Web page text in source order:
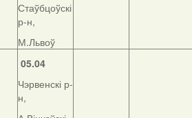
Стаўбцоўскі
р-н,
М.Львоў
05.04
Чэрвенскі р-
н,